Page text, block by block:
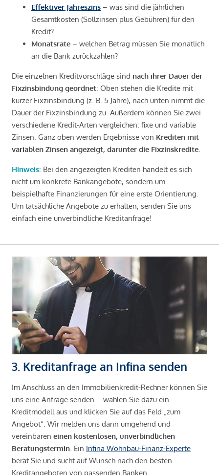
Effektiver Jahreszins – was sind die jährlichen
Gesamtkosten (Sollzinsen plus Gebühren) für den
Kredit?
Monatsrate – welchen Betrag müssen Sie monatlich
an die Bank zurückzahlen?
Die einzelnen Kreditvorschläge sind nach ihrer Dauer der
Fixzinsbindung geordnet: Oben stehen die Kredite mit
kürzer Fixzinsbindung (z. B. 5 Jahre), nach unten nimmt die
Dauer der Fixzinsbindung zu. Außerdem können Sie zwei
verschiedene Kredit-Arten vergleichen: fixe und variable
Zinsen. Ganz oben werden Ergebnisse von Krediten mit
variablen Zinsen angezeigt, darunter die Fixzinskredite
Hinweis: Bei den angezeigten Krediten handelt es sich
nicht um konkrete Bankangebote, sondern um
beispielhafte Finanzierungen für eine erste Orientierung.
Um tatsächliche Angebote zu erhalten, senden Sie uns
einfach eine unverbindliche Kreditanfrage!
3. Kreditanfrage an Infina senden
Im Anschluss an den Immobilienkredit-Rechner können Sie
uns eine Anfrage senden – wählen Sie dazu ein
Kreditmodell aus und klicken Sie auf das Feld „zum
Angebot“. Wir melden uns dann umgehend und
vereinbaren einen kostenlosen, unverbindlichen
Beratungstermin . Ein Infina Wohnbau-Finanz-Experte
berät Sie und sucht auf Wunsch nach den besten
Kreditangeboten von passenden Banken.